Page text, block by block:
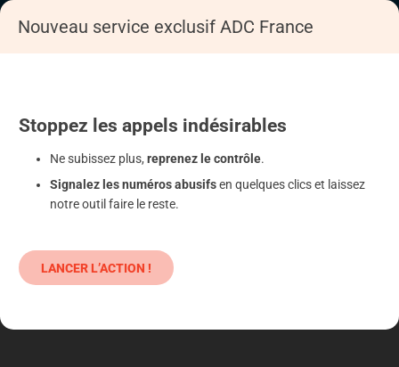
Nouveau service exclusif ADC France
Stoppez les appels indésirables
Ne subissez plus, reprenez le contrôle.
Signalez les numéros abusifsen quelques clics et laissez
notre outil faire le reste.
LANCER L’ACTION !